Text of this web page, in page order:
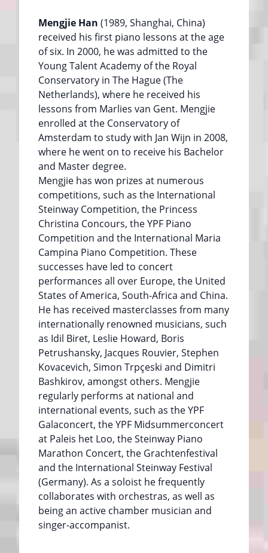
Mengjie Han (1989, Shanghai, China)
received his first piano lessons at the age
of six. In 2000, he was admitted to the
Young Talent Academy of the Royal
Conservatory in The Hague (The
Netherlands), where he received his
lessons from Marlies van Gent. Mengjie
enrolled at the Conservatory of
Amsterdam to study with Jan Wijn in 2008,
where he went on to receive his Bachelor
and Master degree.
Mengjie has won prizes at numerous
competitions, such as the International
Steinway Competition, the Princess
Christina Concours, the YPF Piano
Competition and the International Maria
Campina Piano Competition. These
successes have led to concert
performances all over Europe, the United
States of America, South-Africa and China.
He has received masterclasses from many
internationally renowned musicians, such
as Idil Biret, Leslie Howard, Boris
Petrushansky, Jacques Rouvier, Stephen
Kovacevich, Simon Trpçeski and Dimitri
Bashkirov, amongst others. Mengjie
regularly performs at national and
international events, such as the YPF
Galaconcert, the YPF Midsummerconcert
at Paleis het Loo, the Steinway Piano
Marathon Concert, the Grachtenfestival
and the International Steinway Festival
(Germany). As a soloist he frequently
collaborates with orchestras, as well as
being an active chamber musician and
singer-accompanist.